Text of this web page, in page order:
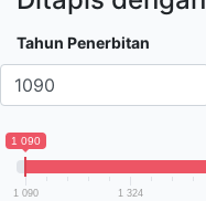
Tahun Penerbitan
1 090
1 090 1 324